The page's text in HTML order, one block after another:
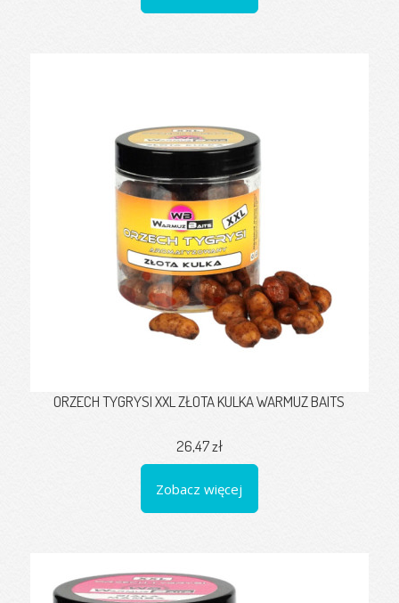
ORZECH TYGRYSI XXL ZŁOTA KULKA WARMUZ BAITS
26,47 zł
Zobacz więcej